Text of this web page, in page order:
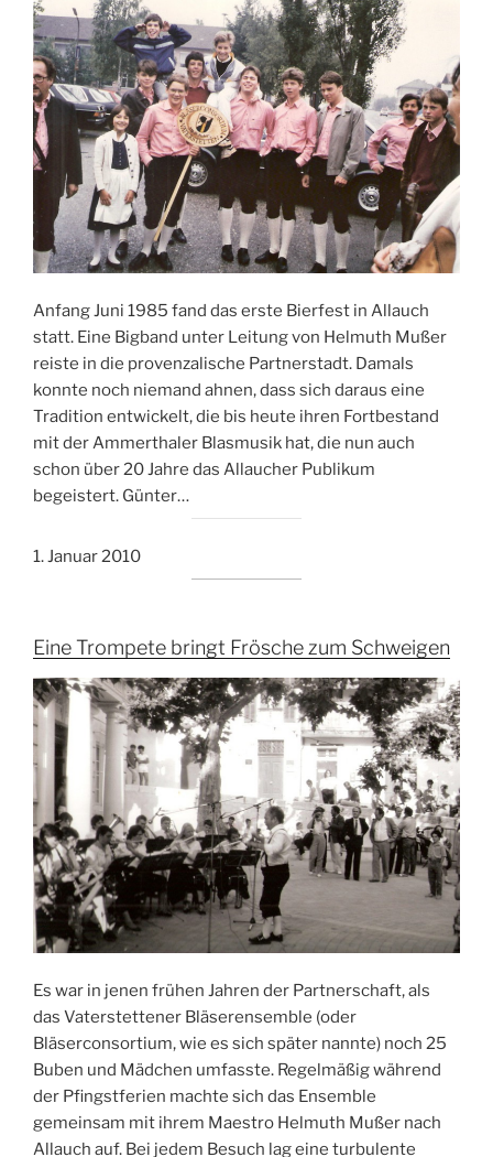
Anfang Juni 1985 fand das erste Bierfest in Allauch
statt. Eine Bigband unter Leitung von Helmuth Mußer
reiste in die provenzalische Partnerstadt. Damals
konnte noch niemand ahnen, dass sich daraus eine
Tradition entwickelt, die bis heute ihren Fortbestand
mit der Ammerthaler Blasmusik hat, die nun auch
schon über 20 Jahre das Allaucher Publikum
begeistert. Günter…
1. Januar 2010
Eine Trompete bringt Frösche zum Schweigen
Es war in jenen frühen Jahren der Partnerschaft, als
das Vaterstettener Bläserensemble (oder
Bläserconsortium, wie es sich später nannte) noch 25
Buben und Mädchen umfasste. Regelmäßig während
der Pfingstferien machte sich das Ensemble
gemeinsam mit ihrem Maestro Helmuth Mußer nach
Allauch auf. Bei jedem Besuch lag eine turbulente